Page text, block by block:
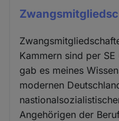
Kammern sind per
gab es meines
modernen
Angehörigen der